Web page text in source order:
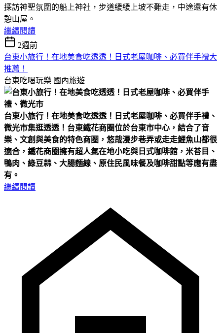
探訪神聖氛圍的船上神社，步道緩緩上坡不難走，中途還有休
憩山屋。
繼續閱讀
2週前
台東小旅行！在地美食吃透透！日式老屋咖啡、必買伴手禮大
推薦！
台東吃喝玩樂 國內旅遊
台東小旅行！在地美食吃透透！日式老屋咖啡、必買伴手禮、
微光市集逛透透！ 台東鐵花商圈位於台東市中心，結合了音
樂、文創與美食的特色商圈，悠哉漫步巷弄或走走鯉魚山都很
適合，鐵花商圈擁有超人氣在地小吃與日式咖啡館，米苔目、
鴨肉、綠豆蒜、大腸麵線、原住民風味餐及咖啡甜點等應有盡
有。
繼續閱讀